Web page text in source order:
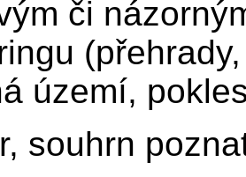
či
území,
souhrn